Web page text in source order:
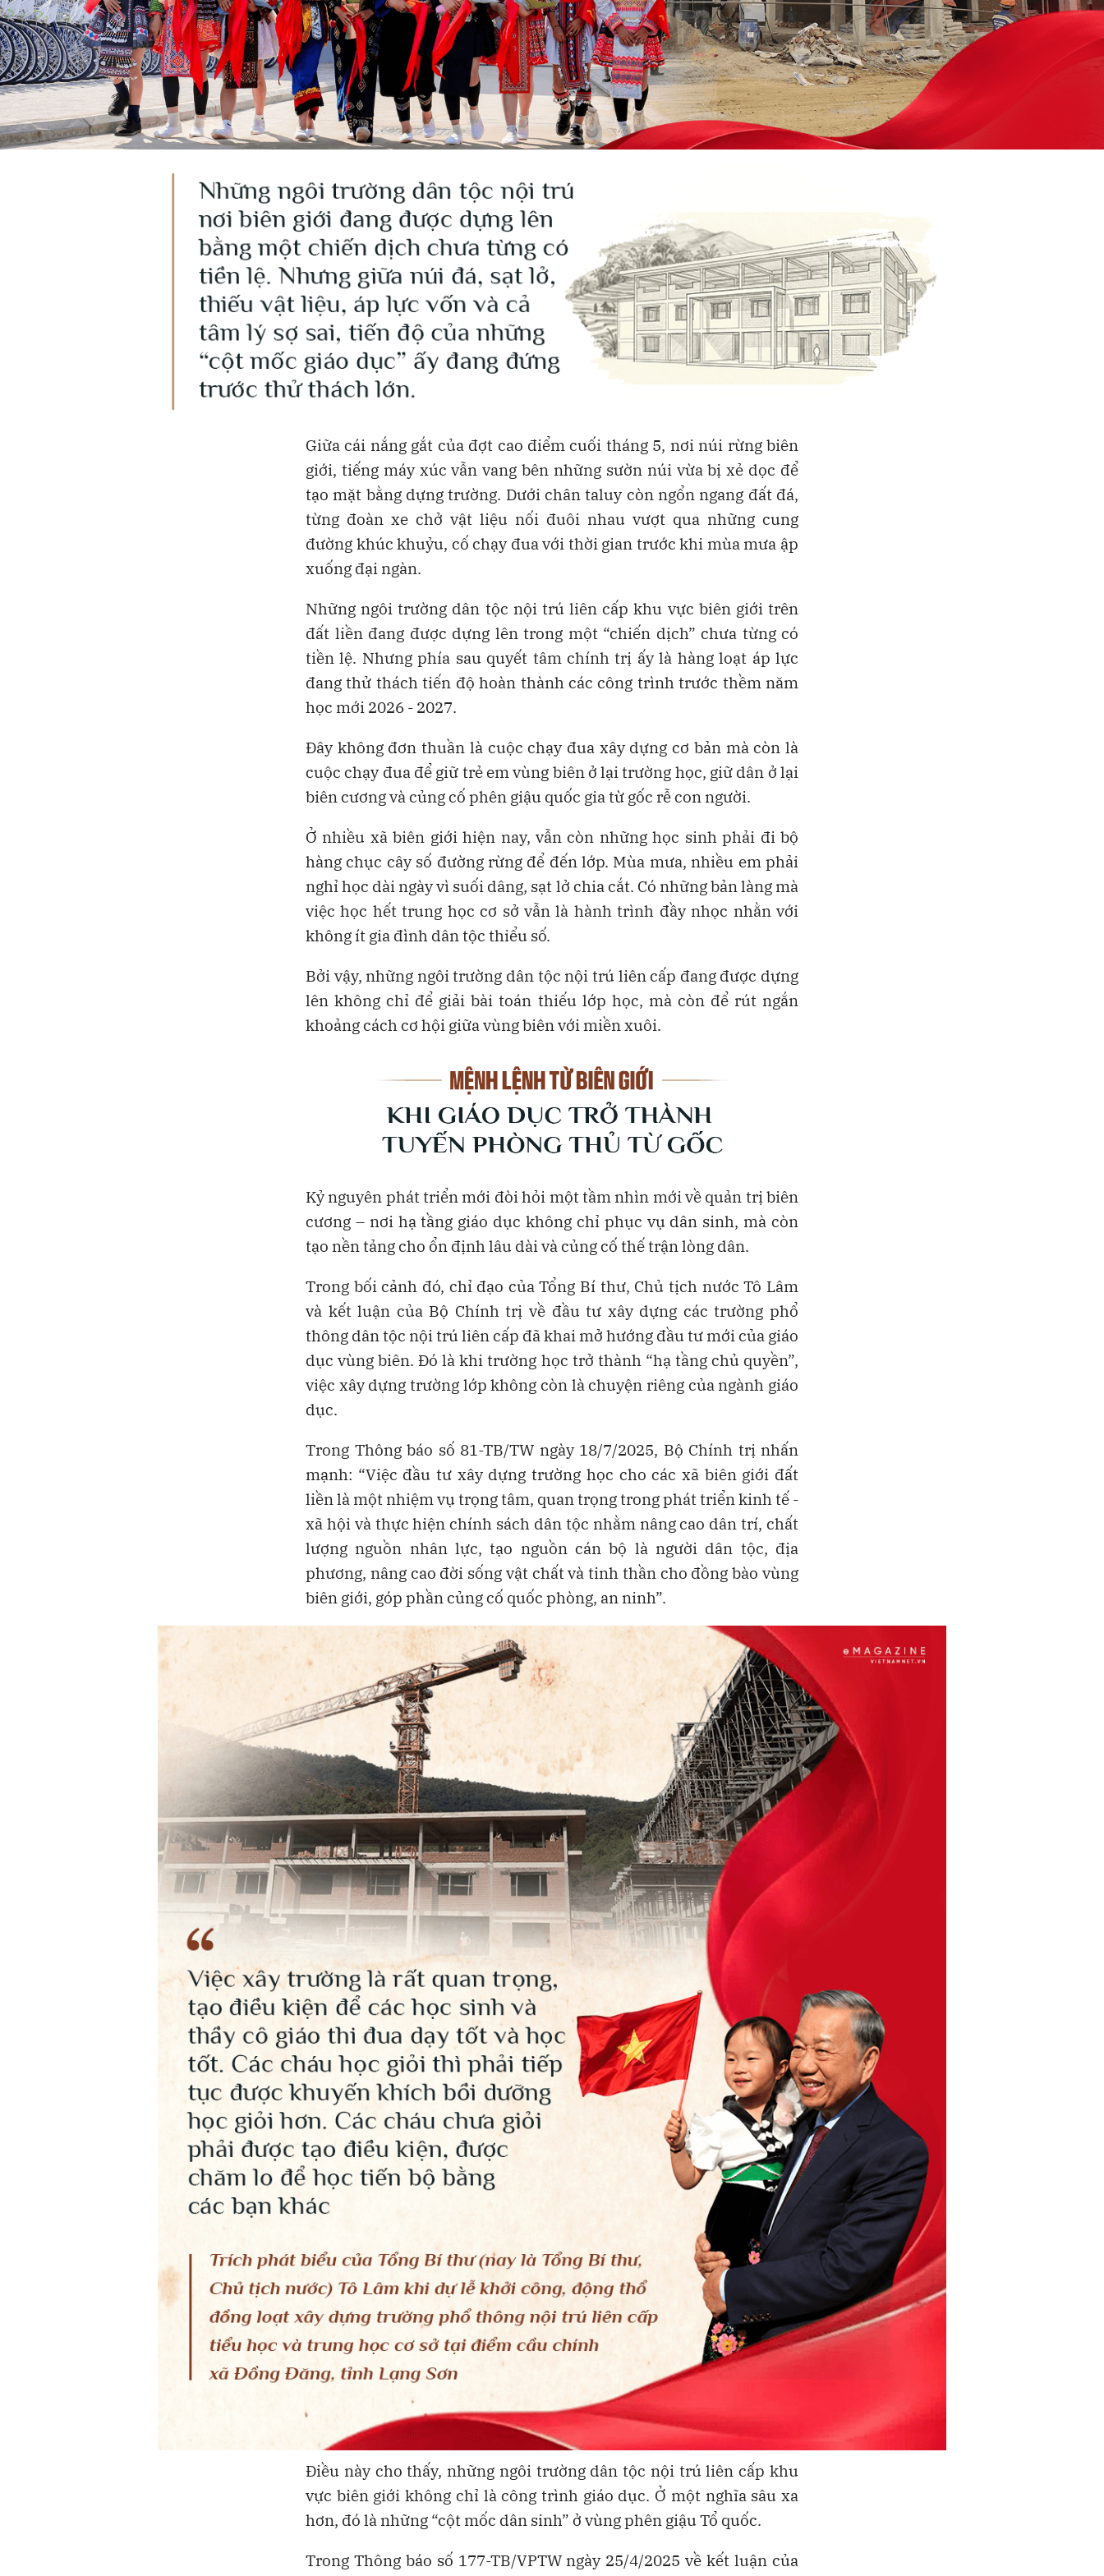
Giữa cái nắng gắt của đợt cao điểm cuối tháng 5, nơi núi rừng biên
giới, tiếng máy xúc vẫn vang bên những sườn núi vừa bị xẻ dọc để
tạo mặt bằng dựng trường. Dưới chân taluy còn ngổn ngang đất đá,
từng đoàn xe chở vật liệu nối đuôi nhau vượt qua những cung
đường khúc khuỷu, cố chạy đua với thời gian trước khi mùa mưa ập
xuống đại ngàn.
Những ngôi trường dân tộc nội trú liên cấp khu vực biên giới trên
đất liền đang được dựng lên trong một “chiến dịch” chưa từng có
tiền lệ. Nhưng phía sau quyết tâm chính trị ấy là hàng loạt áp lực
đang thử thách tiến độ hoàn thành các công trình trước thềm năm
học mới 2026 - 2027.
Đây không đơn thuần là cuộc chạy đua xây dựng cơ bản mà còn là
cuộc chạy đua để giữ trẻ em vùng biên ở lại trường học, giữ dân ở lại
biên cương và củng cố phên giậu quốc gia từ gốc rễ con người.
Ở nhiều xã biên giới hiện nay, vẫn còn những học sinh phải đi bộ
hàng chục cây số đường rừng để đến lớp. Mùa mưa, nhiều em phải
nghỉ học dài ngày vì suối dâng, sạt lở chia cắt. Có những bản làng mà
việc học hết trung học cơ sở vẫn là hành trình đầy nhọc nhằn với
không ít gia đình dân tộc thiểu số.
Bởi vậy, những ngôi trường dân tộc nội trú liên cấp đang được dựng
lên không chỉ để giải bài toán thiếu lớp học, mà còn để rút ngắn
khoảng cách cơ hội giữa vùng biên với miền xuôi.
Kỷ nguyên phát triển mới đòi hỏi một tầm nhìn mới về quản trị biên
cương – nơi hạ tầng giáo dục không chỉ phục vụ dân sinh, mà còn
tạo nền tảng cho ổn định lâu dài và củng cố thế trận lòng dân.
Trong bối cảnh đó, chỉ đạo của Tổng Bí thư, Chủ tịch nước Tô Lâm
và kết luận của Bộ Chính trị về đầu tư xây dựng các trường phổ
thông dân tộc nội trú liên cấp đã khai mở hướng đầu tư mới của giáo
dục vùng biên. Đó là khi trường học trở thành “hạ tầng chủ quyền”,
việc xây dựng trường lớp không còn là chuyện riêng của ngành giáo
dục.
Trong Thông báo số 81-TB/TW ngày 18/7/2025, Bộ Chính trị nhấn
mạnh: “Việc đầu tư xây dựng trường học cho các xã biên giới đất
liền là một nhiệm vụ trọng tâm, quan trọng trong phát triển kinh tế -
xã hội và thực hiện chính sách dân tộc nhằm nâng cao dân trí, chất
lượng nguồn nhân lực, tạo nguồn cán bộ là người dân tộc, địa
phương, nâng cao đời sống vật chất và tinh thần cho đồng bào vùng
biên giới, góp phần củng cố quốc phòng, an ninh”.
Điều này cho thấy, những ngôi trường dân tộc nội trú liên cấp khu
vực biên giới không chỉ là công trình giáo dục. Ở một nghĩa sâu xa
hơn, đó là những “cột mốc dân sinh” ở vùng phên giậu Tổ quốc.
Trong Thông báo số 177-TB/VPTW ngày 25/4/2025 về kết luận của